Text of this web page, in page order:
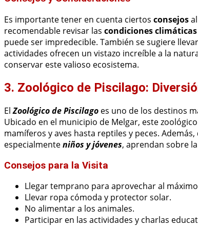
Es importante tener en cuenta ciertos consejos
recomendable revisar las condiciones climáticas
puede ser impredecible. También se sugiere llevar
actividades ofrecen un vistazo increíble a la
conservar este valioso ecosistema.
3. Zoológico de Piscilago:
ElZoológico de Piscilago es uno de los destinos
Ubicado en el municipio de Melgar, este
mamíferos y aves hasta reptiles y peces.
especialmenteniños y jóvenes, aprendan sobre
Consejos para la Visita
Llegar temprano para aprovechar al
Llevar ropa cómoda y protector solar.
No alimentar a los animales.
Participar en las actividades y charlas